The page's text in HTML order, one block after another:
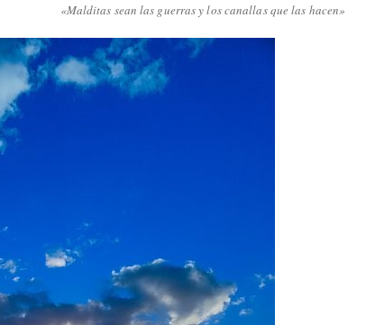
«Malditas sean las guerras y los canallas que las hacen»